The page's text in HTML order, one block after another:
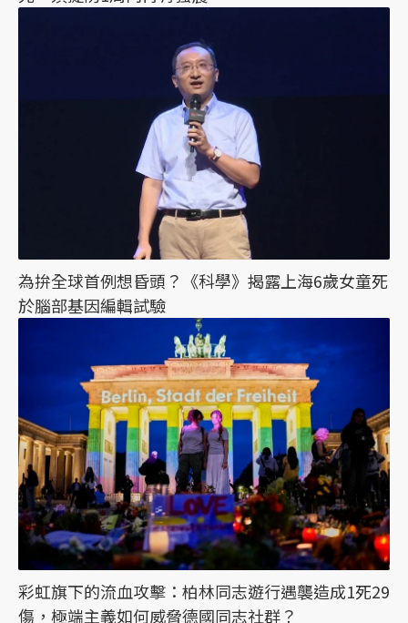
為拚全球首例想昏頭？《科學》揭露上海6歲女童死
於腦部基因編輯試驗
彩虹旗下的流血攻擊：柏林同志遊行遇襲造成1死29
傷，極端主義如何威脅德國同志社群？